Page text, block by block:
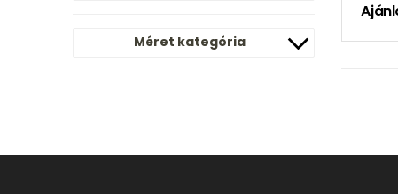
Méret kategória